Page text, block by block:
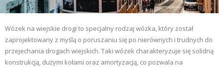
Wózek na wiejskie drogi to specjalny rodzaj wózka, który został
zaprojektowany z myślą o poruszaniu się po nierównych i trudnych do
przejechania drogach wiejskich. Taki wózek charakteryzuje się solidną
konstrukcją, dużymi kołami oraz amortyzacją, co pozwala na